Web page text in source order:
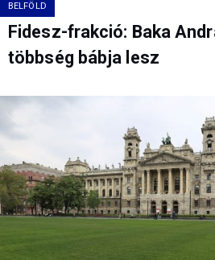
BELFÖLD
Fidesz-frakció: Baka
többség bábja lesz